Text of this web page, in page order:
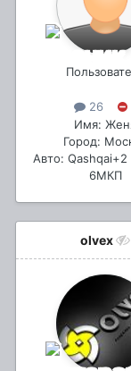
26
Имя:
Город:
Авто: Qashqai+2
6МКП
olvex